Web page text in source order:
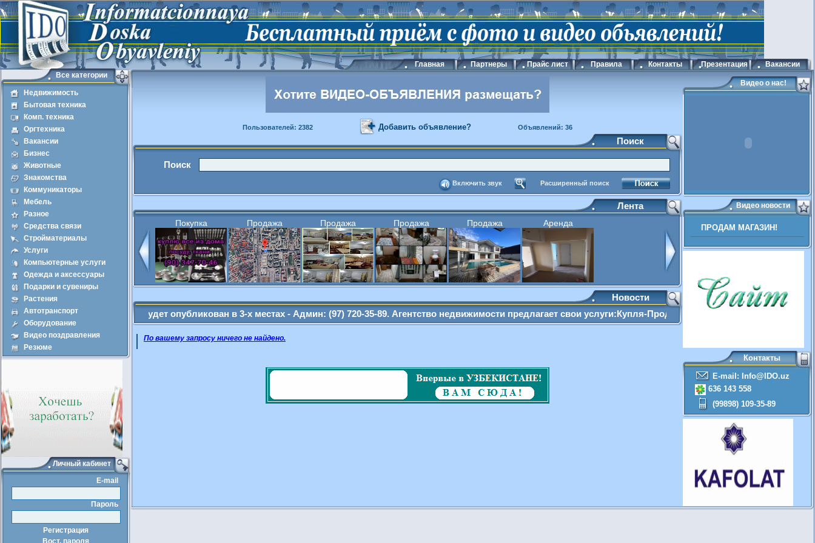
Вакансии
Презентация
Контакты
Правила
Прайс лист
Партнеры
Главная
Пользователей: 2382 Добавить объявление? Объявлений: 36
Поиск
Поиск
Расширенный поиск
Включить звук
Лента
Покупка Продажа Продажа Продажа Продажа Аренда
Покупка Продажа
Новости
Вами объявление будет опубликован в 3-х местах - Админ: (97) 720-35-89. Агентство недвижимости предлагает свои услуги:Купля-Продажа,Сбор документов,
По вашему запросу ничего не найдено.
Видео о нас!
Видео новости
ПРОДАМ МАГАЗИН!
Контакты
E-mail: Info@IDO.uz
636 143 558
(99898) 109-35-89
Все категории
Недвижимость
Бытовая техника
Комп. техника
Оргтехника
Вакансии
Бизнес
Животные
Знакомства
Коммуникаторы
Мебель
Разное
Средства связи
Стройматериалы
Услуги
Компьютерные услуги
Одежда и аксессуары
Подарки и сувениры
Растения
Автотранспорт
Оборудование
Видео поздравления
Резюме
Личный кабинет
E-mail
Пароль
Регистрация
Вост. пароля